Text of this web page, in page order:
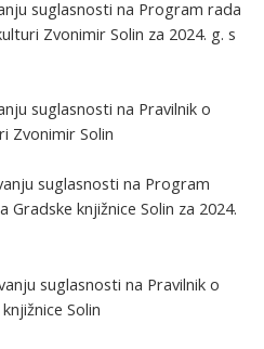
suglasnosti na Program rada
Zvonimir Solin za 2024. g. s
suglasnosti na Pravilnik o
Zvonimir Solin
suglasnosti na Program
knjižnice Solin za 2024.
suglasnosti na Pravilnik o
Solin